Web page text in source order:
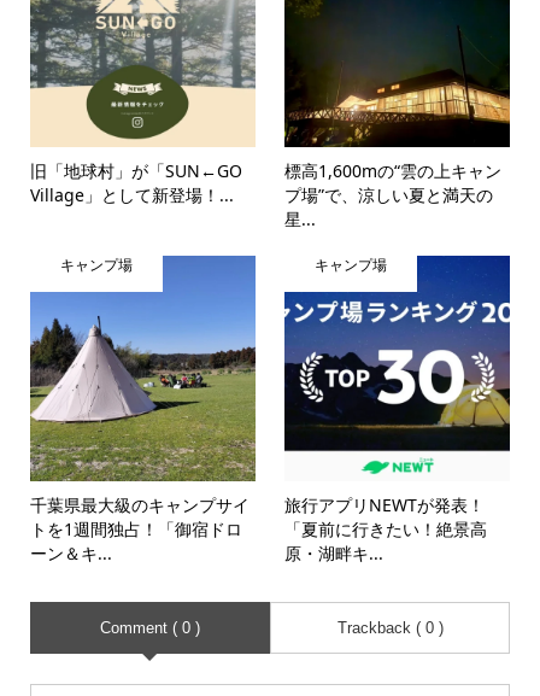
旧「地球村」が「SUN←GO
Village」として新登場！...
標高1,600mの“雲の上キャン
プ場”で、涼しい夏と満天の
星...
キャンプ場
千葉県最大級のキャンプサイ
トを1週間独占！「御宿ドロ
ーン＆キ...
キャンプ場
旅行アプリNEWTが発表！
「夏前に行きたい！絶景高
原・湖畔キ...
Comment ( 0 ) Trackback ( 0 )